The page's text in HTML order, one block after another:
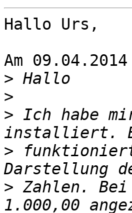
Hallo Urs,
Am
>
>
> Ich habe
>
> Zahlen. Bei